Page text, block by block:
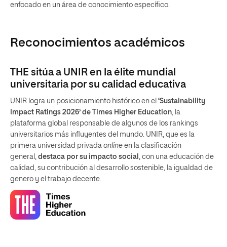
enfocado en un área de conocimiento específico.
Reconocimientos académicos
THE sitúa a UNIR en la élite mundial
universitaria por su calidad educativa
UNIR logra un posicionamiento histórico en el ‘Sustainability
Impact Ratings 2026’ de Times Higher Education, la
plataforma global responsable de algunos de los rankings
universitarios más influyentes del mundo. UNIR, que es la
primera universidad privada online en la clasificación
general, destaca por su impacto social , con una educación de
calidad, su contribución al desarrollo sostenible, la igualdad de
genero y el trabajo decente.